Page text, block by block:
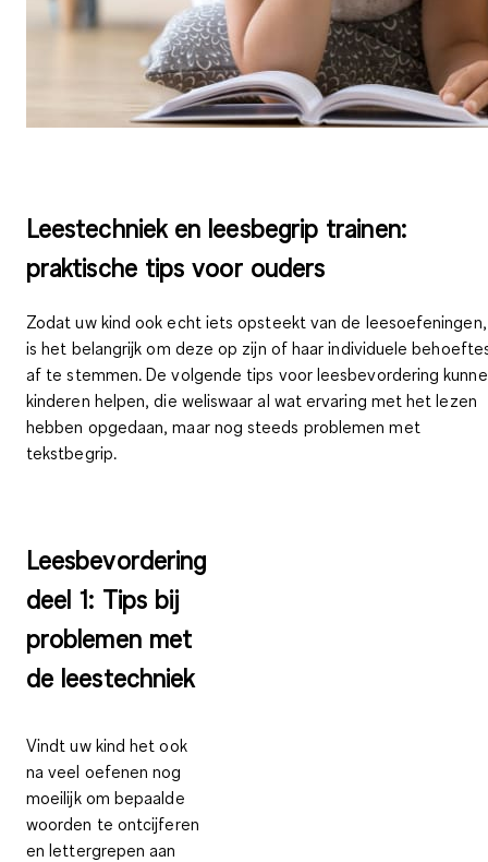
Leestechniek en leesbegrip trainen:
praktische tips voor ouders
Zodat uw kind ook echt iets opsteekt van de leesoefeningen,
is het belangrijk om deze op zijn of haar individuele
af te stemmen. De volgende tips voor leesbevordering
kinderen helpen, die weliswaar al wat ervaring met het lezen
hebben opgedaan, maar nog steeds problemen met
tekstbegrip.
Leesbevordering
deel 1: Tips bij
problemen met
de leestechniek
Vindt uw kind het ook
na veel oefenen nog
moeilijk om bepaalde
woorden te ontcijferen
en lettergrepen aan